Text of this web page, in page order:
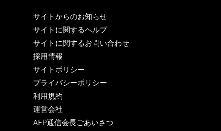
サイトからのお知らせ
サイトに関するヘルプ
サイトに関するお問い合わせ
採用情報
サイトポリシー
プライバシーポリシー
利用規約
運営会社
AFP通信会長ごあいさつ